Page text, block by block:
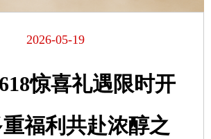
2026-05-19
惊喜礼遇限时开
福利共赴浓醇之